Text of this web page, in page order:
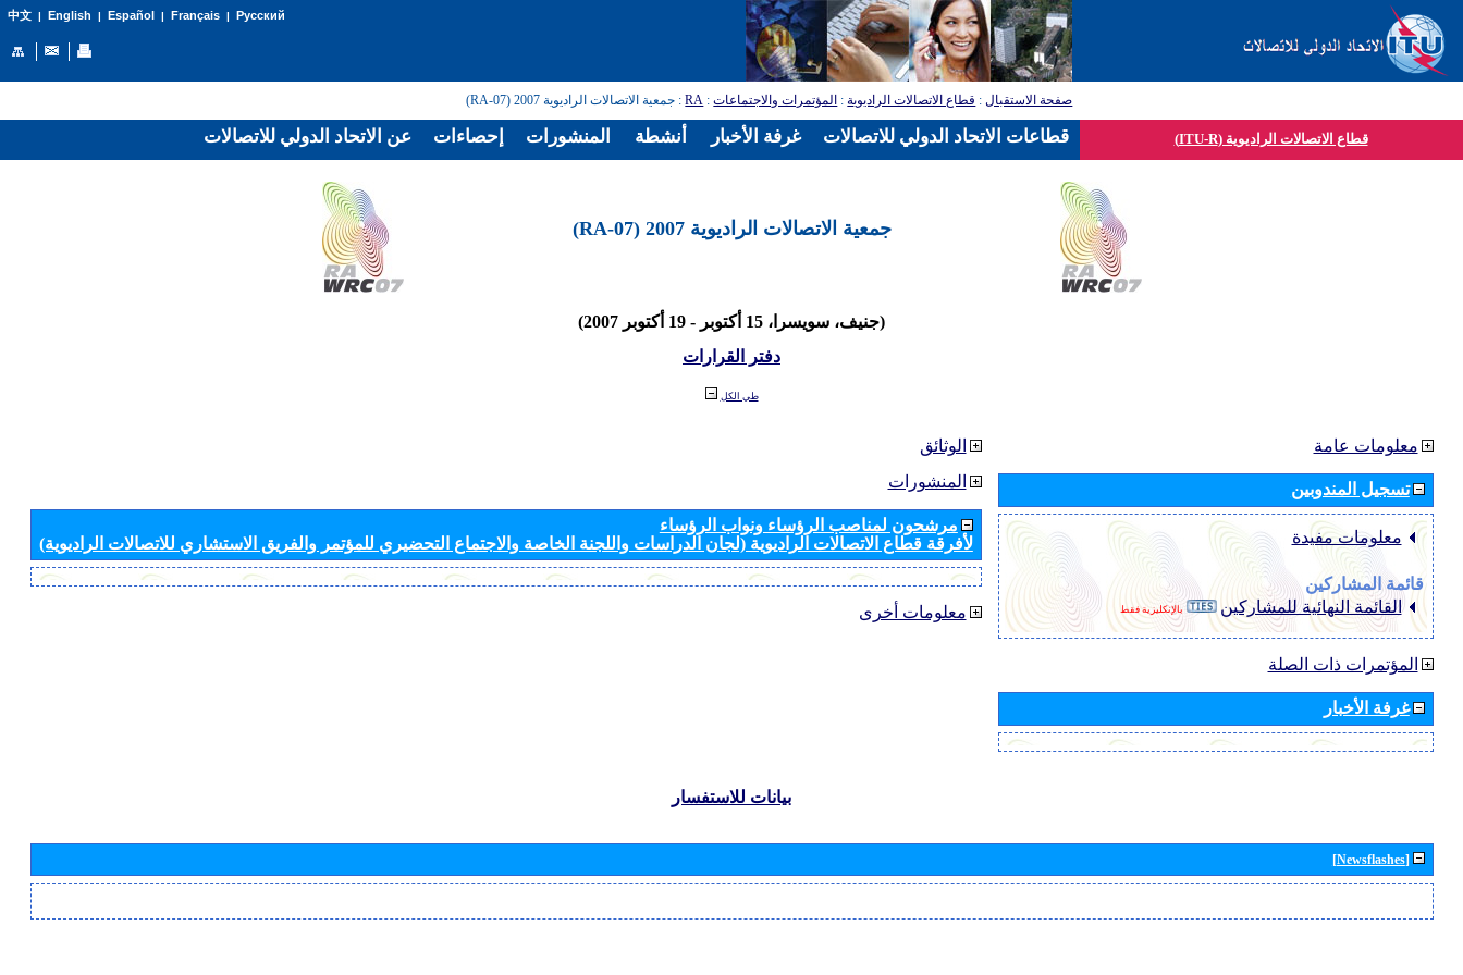
中文| English | Español | Français| Русский
صفحة الاستقبال: قطاع الاتصالات الراديوية: المؤتمرات والاجتماعات:
RA: جمعية الاتصالات الراديوية 2007 (RA-07)
قطاع الاتصالات الراديوية (ITU-R)
جمعية الاتصالات الراديوية 2007 (RA-07)
(جنيف، سويسرا، 15 أكتوبر - 19 أكتوبر 2007)
دفتر القرارات
طي الكل
الوثائق
المنشورات
مرشحون لمناصب الرؤساء ونواب الرؤساء
لأفرقة قطاع الاتصالات الراديوية (لجان الدراسات واللجنة الخاصة والاجتماع التحضيري للمؤتمر والفريق الاستشاري للاتصالات الراديوية)
معلومات أخرى
معلومات عامة
تسجيل المندوبين
معلومات مفيدة
قائمة المشاركين
القائمة النهائية للمشاركين
بالإنكليزية فقط
المؤتمرات ذات الصلة
غرفة الأخبار
بيانات للاستفسار
[Newsflashes]
عن الاتحاد الدولي للاتصالات إحصاءات المنشورات أنشطة غرفة الأخبار قطاعات الاتحاد الدولي للاتصالات